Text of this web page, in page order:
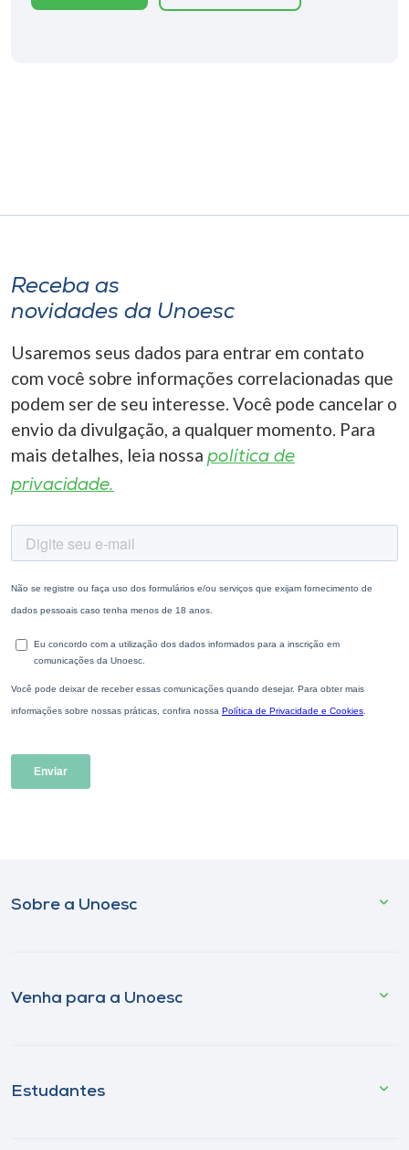
Receba as
novidades da Unoesc
Usaremos seus dados para entrar em contato
com você sobre informações correlacionadas que
podem ser de seu interesse. Você pode cancelar o
envio da divulgação, a qualquer momento. Para
mais detalhes, leia nossa política de
privacidade.
Sobre a Unoesc
Venha para a Unoesc
Estudantes